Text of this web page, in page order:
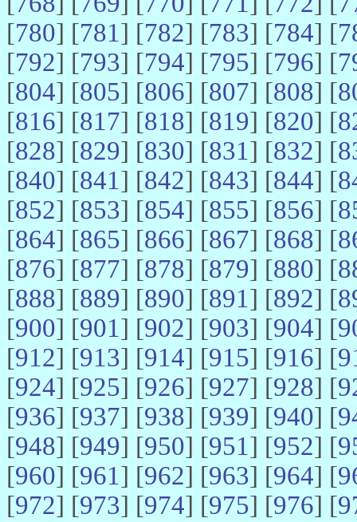
[780] [781] [782] [783] [784] [
[792] [793] [794] [795] [796] [
[804] [805] [806] [807] [808] [
[816] [817] [818] [819] [820] [
[828] [829] [830] [831] [832] [
[840] [841] [842] [843] [844] [
[852] [853] [854] [855] [856] [
[864] [865] [866] [867] [868] [
[876] [877] [878] [879] [880] [
[888] [889] [890] [891] [892] [
[900] [901] [902] [903] [904] [
[912] [913] [914] [915] [916] [
[924] [925] [926] [927] [928] [
[936] [937] [938] [939] [940] [
[948] [949] [950] [951] [952] [
[960] [961] [962] [963] [964] [
[972] [973] [974] [975] [976] [